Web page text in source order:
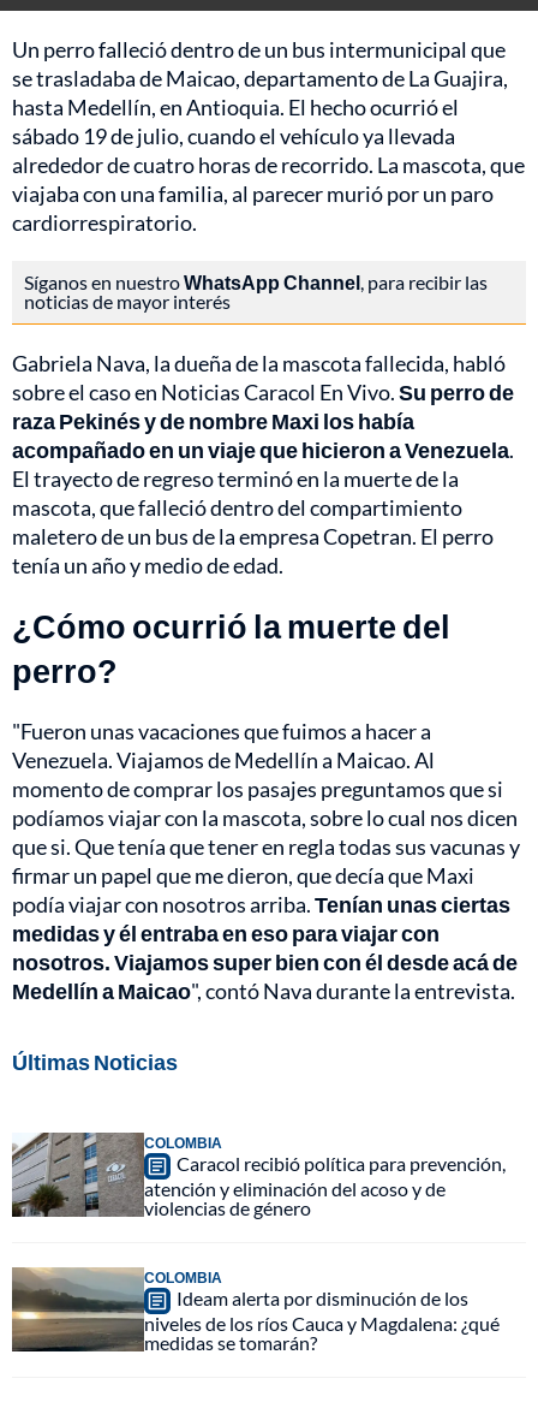
Un perro falleció dentro de un bus intermunicipal que
se trasladaba de Maicao, departamento de La Guajira,
hasta Medellín, en Antioquia. El hecho ocurrió el
sábado 19 de julio, cuando el vehículo ya llevada
alrededor de cuatro horas de recorrido. La mascota, que
viajaba con una familia, al parecer murió por un paro
cardiorrespiratorio.
Síganos en nuestroWhatsApp Channel, para recibir las
noticias de mayor interés
Gabriela Nava, la dueña de la mascota fallecida, habló
sobre el caso en Noticias Caracol En Vivo.Su perro de
raza Pekinés y de nombre Maxi los había
acompañado en un viaje que hicieron a Venezuela.
El trayecto de regreso terminó en la muerte de la
mascota, que falleció dentro del compartimiento
maletero de un bus de la empresa Copetran. El perro
tenía un año y medio de edad.
¿Cómo ocurrió la muerte del
perro?
"Fueron unas vacaciones que fuimos a hacer a
Venezuela. Viajamos de Medellín a Maicao. Al
momento de comprar los pasajes preguntamos que si
podíamos viajar con la mascota, sobre lo cual nos dicen
que si. Que tenía que tener en regla todas sus vacunas y
firmar un papel que me dieron, que decía que Maxi
podía viajar con nosotros arriba.Tenían unas ciertas
medidas y él entraba en eso para viajar con
nosotros. Viajamos super bien con él desde acá de
Medellín a Maicao", contó Nava durante la entrevista.
Últimas Noticias
COLOMBIA
Caracol recibió política para prevención,
atención y eliminación del acoso y de
violencias de género
COLOMBIA
Ideam alerta por disminución de los
niveles de los ríos Cauca y Magdalena: ¿qué
medidas se tomarán?